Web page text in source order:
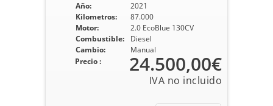
Año:
2021
Kilometros:
87.000
Motor:
2.0 EcoBlue 130CV
Combustible:
Diesel
Cambio:
Manual
Precio : 24.500,00€